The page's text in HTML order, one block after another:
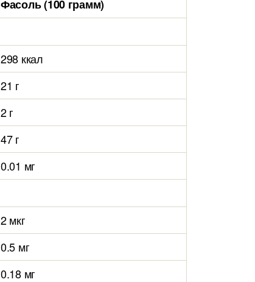
Фасоль (100 грамм)
298 ккал
21 г
2 г
47 г
0.01 мг
2 мкг
0.5 мг
0.18 мг